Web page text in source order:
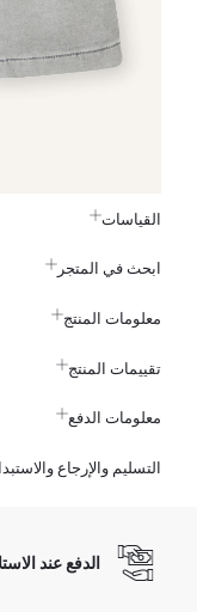
القياسات
ابحث في المتجر
معلومات المنتج
تقييمات المنتج
معلومات الدفع
التسليم والإرجاع
الدفع عند